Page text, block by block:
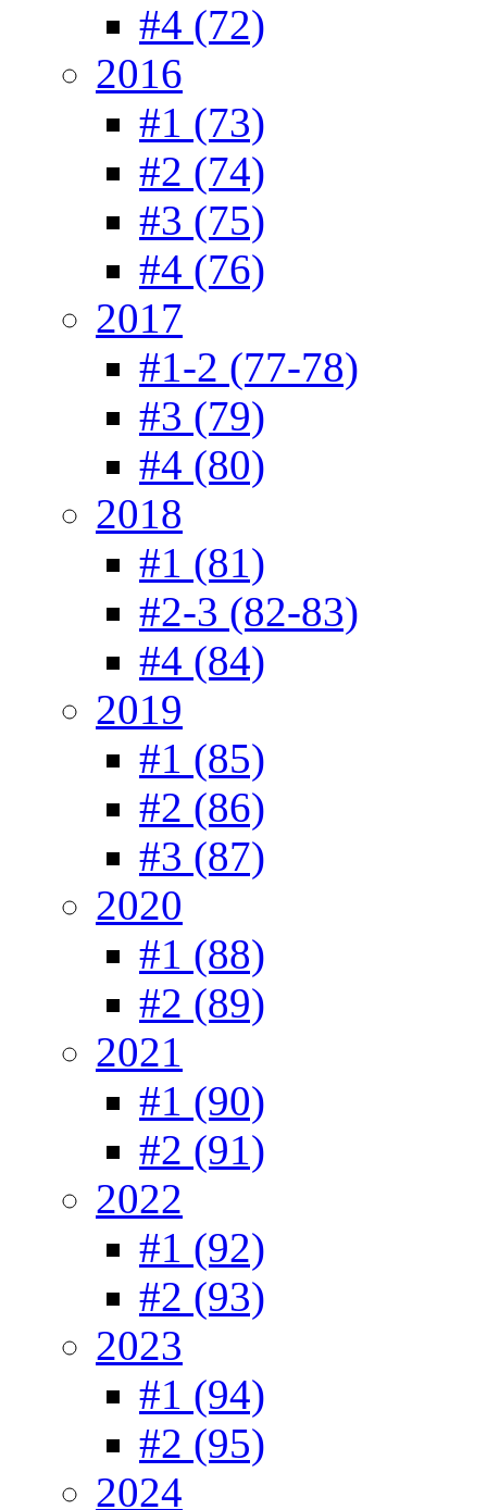
#4 (72)
2016
#1 (73)
#2 (74)
#3 (75)
#4 (76)
2017
#1-2 (77-78)
#3 (79)
#4 (80)
2018
#1 (81)
#2-3 (82-83)
#4 (84)
2019
#1 (85)
#2 (86)
#3 (87)
2020
#1 (88)
#2 (89)
2021
#1 (90)
#2 (91)
2022
#1 (92)
#2 (93)
2023
#1 (94)
#2 (95)
2024